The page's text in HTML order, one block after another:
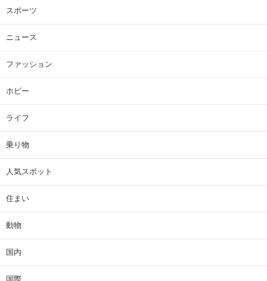
スポーツ
ニュース
ファッション
ホビー
ライフ
乗り物
人気スポット
住まい
動物
国内
国際